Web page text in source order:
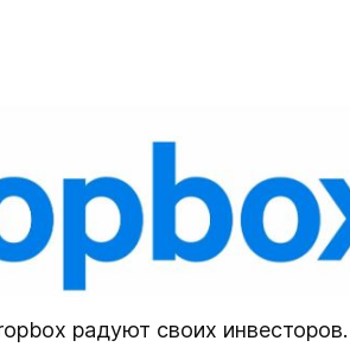
радуют своих инвесторов.